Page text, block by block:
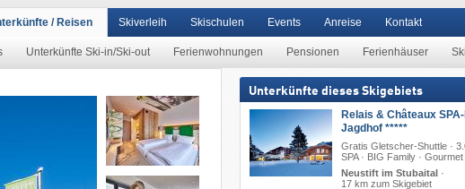
/ Reisen
Unterkünfte Ski-in/Ski-out Ferienwohnungen Pensionen Ferienhäuser
Skiverleih Skischulen Events Anreise Kontakt
Unterkünfte dieses Skigebiets
Relais & Châteaux
Jagdhof *****
Gratis Gletscher-Shuttle ·
SPA · BIG Family · Gourmet
Neustift im Stubaital·
17 km zum Skigebiet